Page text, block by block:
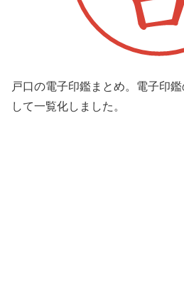
戸口の電子印鑑まとめ。電子印
して一覧化しました。